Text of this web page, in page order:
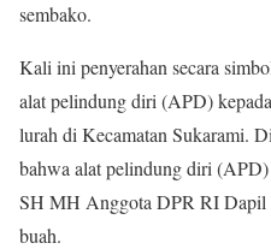
sembako.
Kali ini penyerahan secara
alat pelindung diri (APD)
lurah di Kecamatan Sukarami.
bahwa alat pelindung diri
SH MH Anggota DPR RI Dapil
buah.